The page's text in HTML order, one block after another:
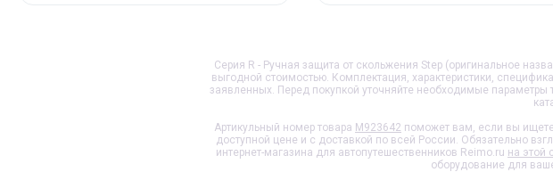
Серия R - Ручная защита от скольжения Step (оригинальное
выгодной стоимостью. Комплектация, характеристики,
заявленных. Перед покупкой уточняйте необходимые
Артикульный номер товара M923642 поможет вам, если вы
доступной цене и с доставкой по всей России. Обязательно
интернет-магазина для автопутешественников Reimo.ru на этой
оборудование для